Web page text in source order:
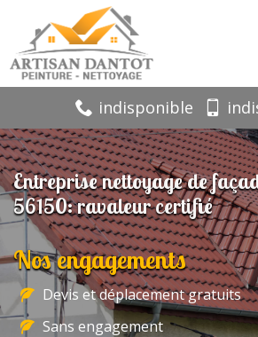
indisponible
Entreprise nettoyage de
56150: ravaleur certifié
Nos engagements
Devis et déplacement gratuits
Sans engagement